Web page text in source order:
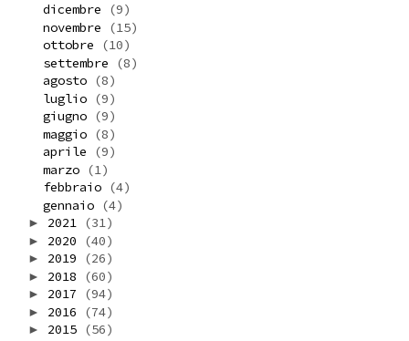
dicembre
(9)
novembre
(15)
ottobre
(10)
settembre
(8)
agosto (8)
luglio (9)
giugno (9)
maggio (8)
aprile
(9)
marzo (1)
febbraio (4)
gennaio (4)
► 2021 (31)
► 2020 (40)
► 2019 (26)
► 2018 (60)
► 2017 (94)
► 2016 (74)
► 2015 (56)